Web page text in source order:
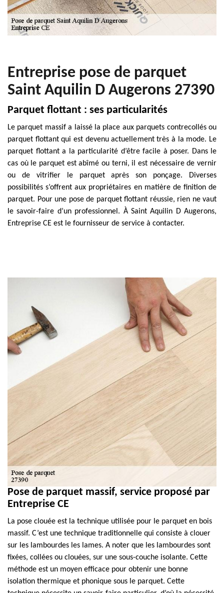
Entreprise pose de parquet
Saint Aquilin D Augerons 27390
Parquet flottant : ses particularités
Le parquet massif a laissé la place aux parquets contrecollés ou
parquet flottant qui est devenu actuellement très à la mode. Le
parquet flottant a la particularité d’être facile à poser. Dans le
cas où le parquet est abîmé ou terni, il est nécessaire de vernir
ou de vitrifier le parquet après son ponçage. Diverses
possibilités s’offrent aux propriétaires en matière de finition de
parquet. Pour une pose de parquet flottant réussie, rien ne vaut
le savoir-faire d’un professionnel. À Saint Aquilin D Augerons,
Entreprise CE est le fournisseur de service à contacter.
Pose de parquet massif, service proposé par
Entreprise CE
La pose clouée est la technique utilisée pour le parquet en bois
massif. C’est une technique traditionnelle qui consiste à clouer
sur les lambourdes les lames. A noter que les lambourdes sont
fixées, collées ou clouées, sur une sous-couche isolante. Cette
méthode est un moyen efficace pour obtenir une bonne
isolation thermique et phonique sous le parquet. Cette